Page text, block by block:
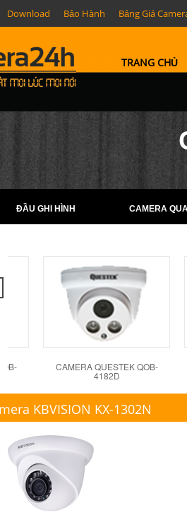
Download Bảo Hành Bảng Giá
TRANG CHỦ
ĐẦU GHI HÌNH CAMERA
CAMERA QUESTEK QOB-
4182D
KBVISION KX-1302N